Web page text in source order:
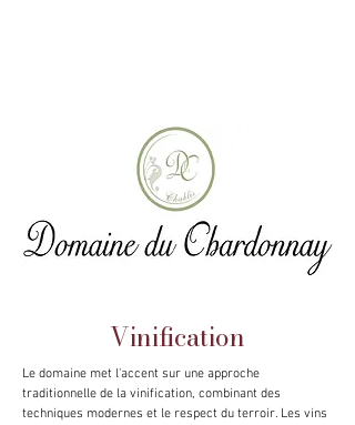
Vinification
Le domaine met l'accent sur une approche
traditionnelle de la vinification, combinant des
techniques modernes et le respect du terroir. Les vins